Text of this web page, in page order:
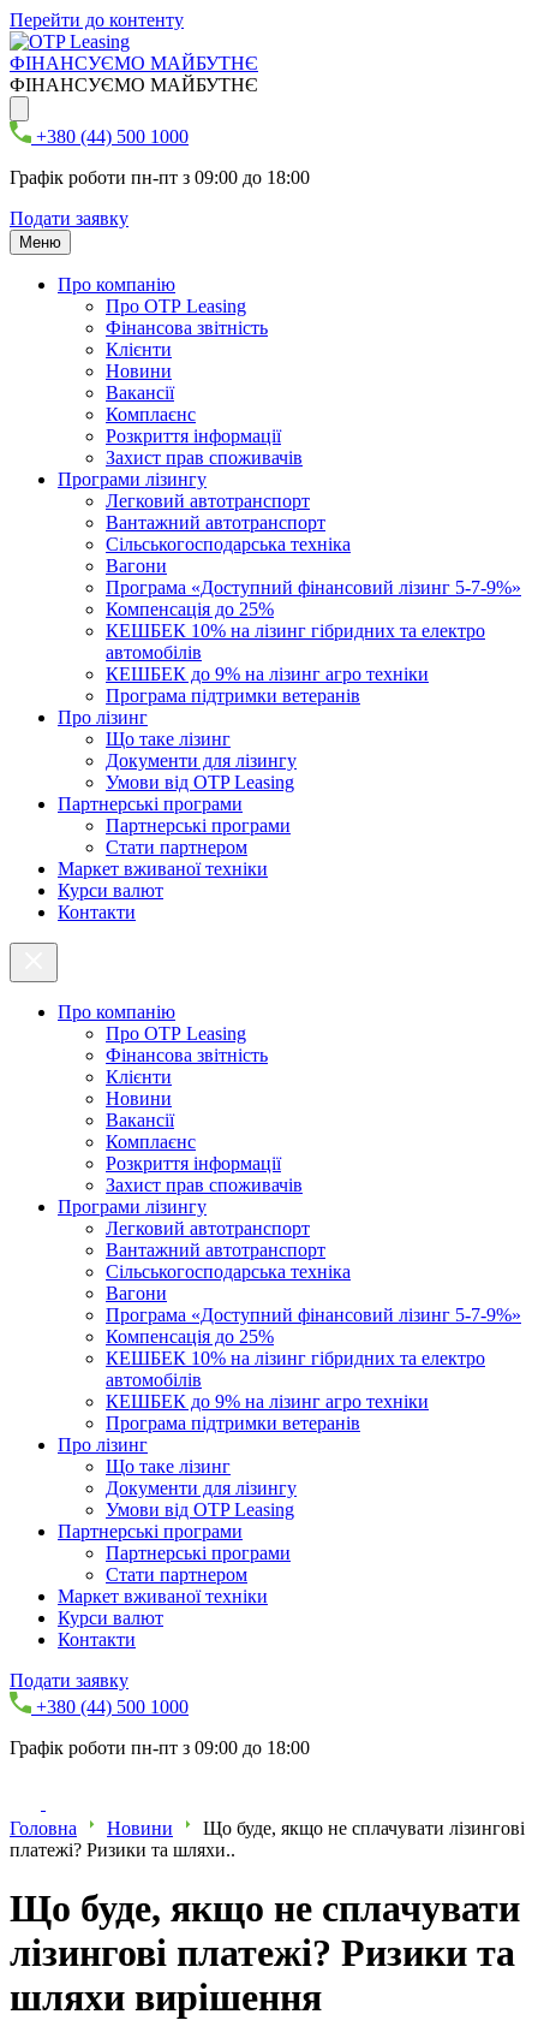
Перейти до контенту
ФІНАНСУЄМО МАЙБУТНЄ
ФІНАНСУЄМО МАЙБУТНЄ
+380 (44) 500 1000
Графік роботи пн-пт з 09:00 до 18:00
Подати заявку
Меню
Про компанію
Про ОТР Leasing
Фінансова звітність
Клієнти
Новини
Вакансії
Комплаєнс
Розкриття інформації
Захист прав споживачів
Програми лізингу
Легковий автотранспорт
Вантажний автотранспорт
Cільськогосподарська техніка
Вагони
Програма «Доступний фінансовий лізинг 5-7-9%»
Компенсація до 25%
КЕШБЕК 10% на лізинг гібридних та електро
автомобілів
КЕШБЕК до 9% на лізинг агро техніки
Програма підтримки ветеранів
Про лізинг
Що таке лізинг
Документи для лізингу
Умови від OTP Leasing
Партнерські програми
Партнерські програми
Стати партнером
Маркет вживаної техніки
Курси валют
Контакти
Про компанію
Про ОТР Leasing
Фінансова звітність
Клієнти
Новини
Вакансії
Комплаєнс
Розкриття інформації
Захист прав споживачів
Програми лізингу
Легковий автотранспорт
Вантажний автотранспорт
Cільськогосподарська техніка
Вагони
Програма «Доступний фінансовий лізинг 5-7-9%»
Компенсація до 25%
КЕШБЕК 10% на лізинг гібридних та електро
автомобілів
КЕШБЕК до 9% на лізинг агро техніки
Програма підтримки ветеранів
Про лізинг
Що таке лізинг
Документи для лізингу
Умови від OTP Leasing
Партнерські програми
Партнерські програми
Стати партнером
Маркет вживаної техніки
Курси валют
Контакти
Подати заявку
+380 (44) 500 1000
Графік роботи пн-пт з 09:00 до 18:00
Головна Новини
Що буде, якщо не сплачувати лізингові
платежі? Ризики та шляхи..
Що буде, якщо не сплачувати
лізингові платежі? Ризики та
шляхи вирішення